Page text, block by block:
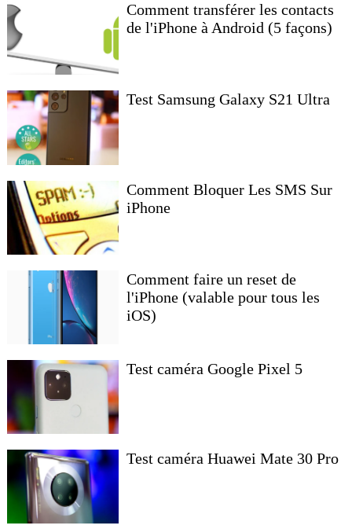
Comment transférer les contacts
de l'iPhone à Android (5 façons)
Test Samsung Galaxy S21 Ultra
Comment Bloquer Les SMS Sur
iPhone
Comment faire un reset de
l'iPhone (valable pour tous les
iOS)
Test caméra Google Pixel 5
Test caméra Huawei Mate 30 Pro